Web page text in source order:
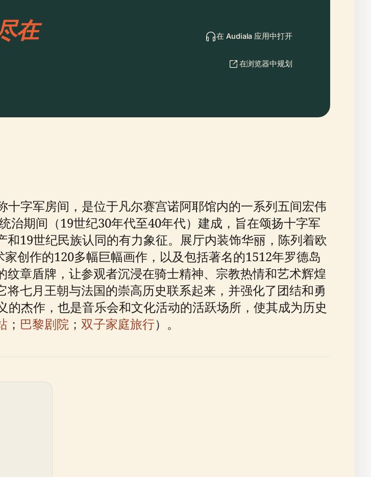
在 在 Audiala 应用中打开
在浏览器中规划
字军房间，是位于凡尔赛宫诺阿耶馆内的一系列五间宏伟
治期间（19世纪30年代至40年代）建成，旨在颂扬十字军
19世纪民族认同的有力象征。展厅内装饰华丽，陈列着欧
创作的120多幅巨幅画作，以及包括著名的1512年罗德岛
章盾牌，让参观者沉浸在骑士精神、宗教热情和艺术辉煌
七月王朝与法国的崇高历史联系起来，并强化了团结和勇
杰作，也是音乐会和文化活动的活跃场所，使其成为历史
； 巴黎剧院 ； 双子家庭旅行）。